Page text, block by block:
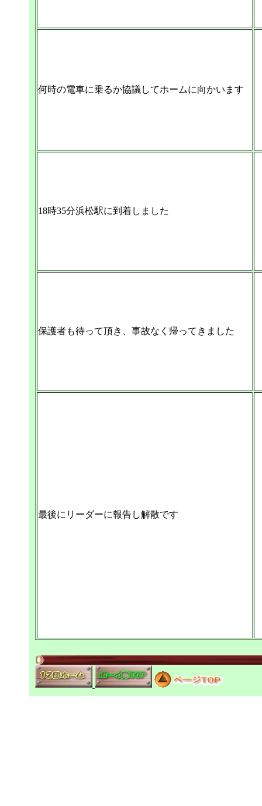
何時の電車に乗るか協議してホームに向かいます
18時35分浜松駅に到着しました
保護者も待って頂き、事故なく帰ってきました
最後にリーダーに報告し解散です